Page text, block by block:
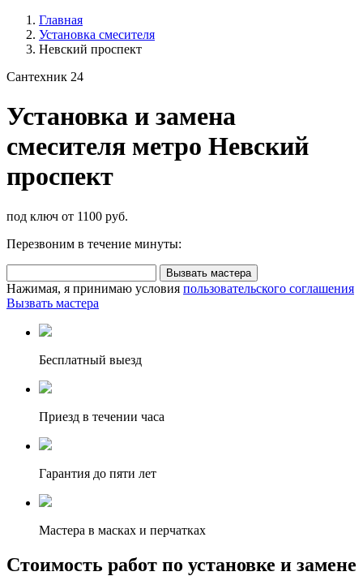
Главная
Установка смесителя
Невский проспект
Сантехник 24
Установка и замена
смесителя метро Невский
проспект
под ключ от 1100 руб.
Перезвоним в течение минуты:
Вызвать мастера
Нажимая, я принимаю условия пользовательского соглашения
Вызвать мастера
Бесплатный выезд
Приезд в течении часа
Гарантия до пяти лет
Мастера в масках и перчатках
Стоимость работ по установке и замене